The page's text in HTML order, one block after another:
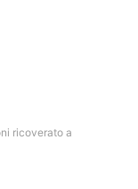
ricoverato a